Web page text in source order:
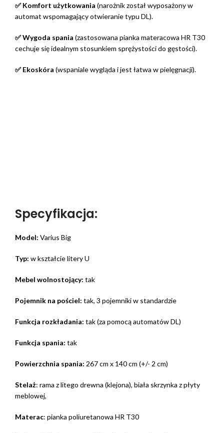
✅ Komfort użytkowania (narożnik został wyposażony w
automat wspomagający otwieranie typu DL).
✅ Wygoda spania (zastosowana pianka materacowa HR T30
cechuje się idealnym stosunkiem sprężystości do gęstości).
✅ Ekoskóra (wspaniale wygląda i jest łatwa w pielęgnacji).
Specyfikacja:
Model: Varius Big
Typ: w kształcie litery U
Mebel wolnostojący: tak
Pojemnik na pościel: tak, 3 pojemniki w standardzie
Funkcja rozkładania: tak (za pomocą automatów DL)
Funkcja spania: tak
Powierzchnia spania: 267 cm x 140 cm (+/- 2 cm)
Stelaż: rama z litego drewna (klejona), biała skrzynka z płyty
meblowej,
Materac: pianka poliuretanowa HR T30